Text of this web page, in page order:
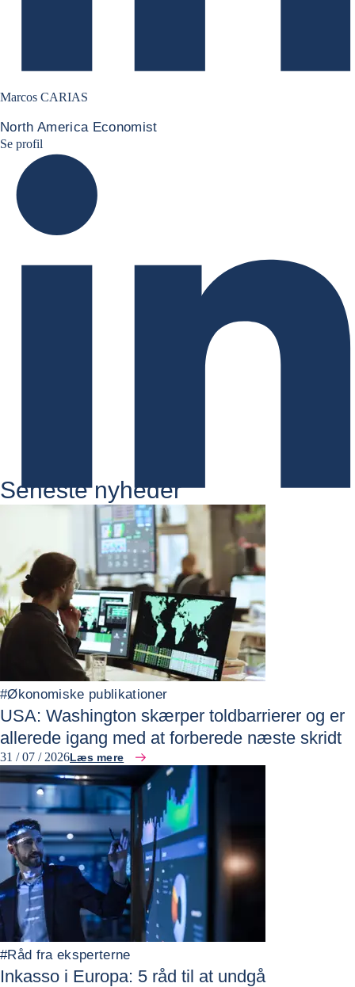
Marcos CARIAS
North America Economist
Se profil
Seneste nyheder
#Økonomiske publikationer
USA: Washington skærper toldbarrierer og er
allerede igang med at forberede næste skridt
31 / 07 / 2026Læs mere
#Råd fra eksperterne
Inkasso i Europa: 5 råd til at undgå